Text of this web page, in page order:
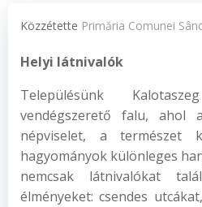
Közzétette Primăria Comunei
Helyi látnivalók
Településünk
vendégszerető falu, ahol
népviselet, a természet
hagyományok különleges
nemcsak látnivalókat
élményeket: csendes